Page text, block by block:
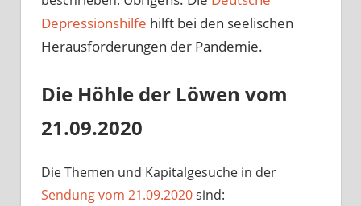
Depressionshilfe hilft bei den seelischen
Herausforderungen der Pandemie.
Die Höhle der Löwen vom
21.09.2020
Die Themen und Kapitalgesuche in der
Sendung vom 21.09.2020sind: